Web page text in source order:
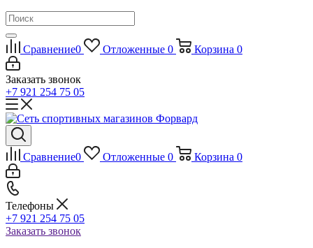
Сравнение0 Отложенные 0 Корзина 0
Заказать звонок
+7 921 254 75 05
Сравнение0 Отложенные 0 Корзина 0
Телефоны
+7 921 254 75 05
Заказать звонок